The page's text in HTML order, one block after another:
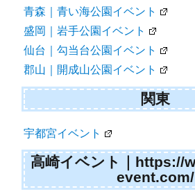
青森｜青い海公園イベント
盛岡｜岩手公園イベント
仙台｜勾当台公園イベント
郡山｜開成山公園イベント
関東
宇都宮イベント
高崎イベント｜https://
event.com/